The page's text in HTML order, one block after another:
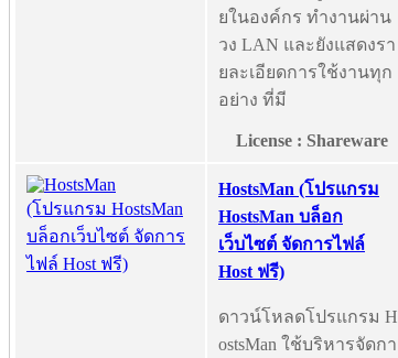
ยในองค์กร ทำงานผ่าน
วง LAN และยังแสดงรา
ยละเอียดการใช้งานทุก
อย่าง ที่มี
License : Shareware
HostsMan (โปรแกรม
HostsMan บล็อก
เว็บไซต์ จัดการไฟล์
Host ฟรี)
ดาวน์โหลดโปรแกรม H
ostsMan ใช้บริหารจัดกา